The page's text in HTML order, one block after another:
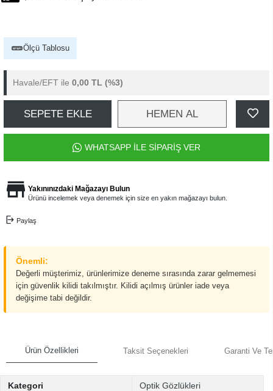
Ölçü Tablosu
Havale/EFT ile 0,00 TL (%3)
SEPETE EKLE HEMEN AL
WHATSAPP İLE SİPARİŞ VER
Yakınınızdaki Mağazayı Bulun
Ürünü incelemek veya denemek için size en yakın mağazayı bulun.
Paylaş
Önemli:
Değerli müşterimiz, ürünlerimize deneme sırasında zarar gelmemesi
için güvenlik kilidi takılmıştır. Kilidi açılmış ürünler iade veya
değişime tabi değildir.
Ürün Özellikleri Taksit Seçenekleri Garanti Ve
Kategori Optik Gözlükleri